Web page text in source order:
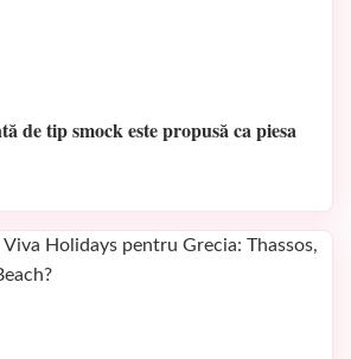
de tip smock este propusă ca piesa